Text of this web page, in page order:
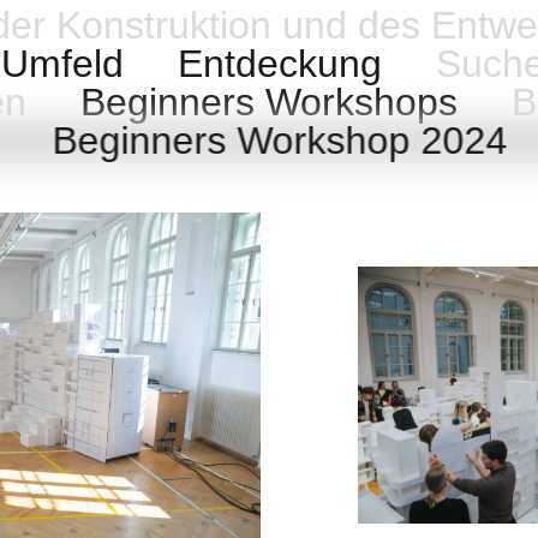
Konstruktion und des
Umfeld Entdeckung
Beginners Workshops
Beginners Workshop 2024